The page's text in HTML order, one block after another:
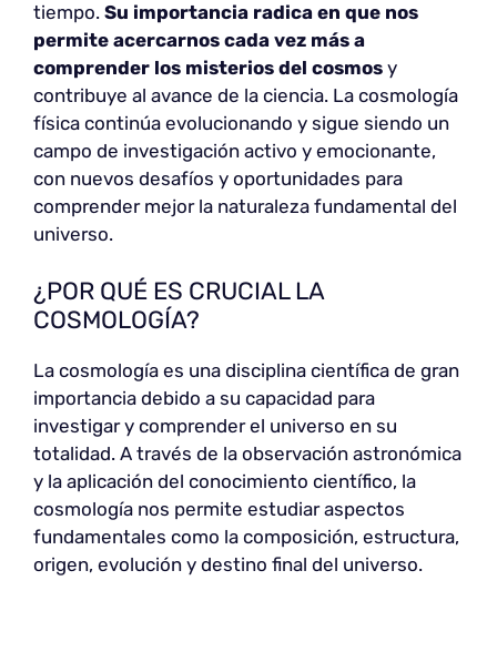
tiempo. Su importancia radica en que nos
permite acercarnos cada vez más a
comprender los misterios del cosmos y
contribuye al avance de la ciencia. La cosmología
física continúa evolucionando y sigue siendo un
campo de investigación activo y emocionante,
con nuevos desafíos y oportunidades para
comprender mejor la naturaleza fundamental del
universo.
¿POR QUÉ ES CRUCIAL LA
COSMOLOGÍA?
La cosmología es una disciplina científica de gran
importancia debido a su capacidad para
investigar y comprender el universo en su
totalidad. A través de la observación astronómica
y la aplicación del conocimiento científico, la
cosmología nos permite estudiar aspectos
fundamentales como la composición, estructura,
origen, evolución y destino final del universo.